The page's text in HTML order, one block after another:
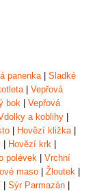
panenka | Sladké
| Vepřová
bok | Vepřová
a koblihy |
| Hovězí kližka |
| Hovězí krk |
polévek | Vrchní
maso | Žloutek |
| Sýr Parmazán |